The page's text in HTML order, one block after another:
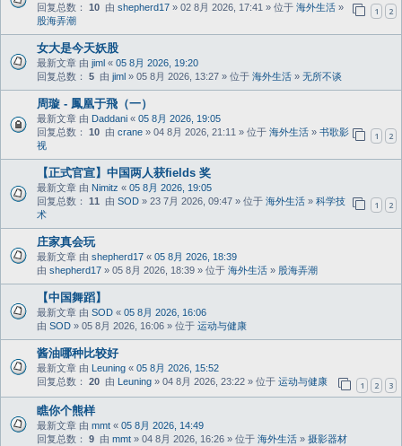
回复总数： 10 1 2
由 shepherd17 » 02 8月 2026, 17:41 » 位于 海外生活 »
股海弄潮
女大是今天妖股
最新文章 由 jiml « 05 8月 2026, 19:20
回复总数： 5 由 jiml » 05 8月 2026, 13:27 » 位于 海外生活 » 无所不谈
周璇 - 鳳凰于飛（一）
最新文章 由 Daddani « 05 8月 2026, 19:05
回复总数： 10 1 2
由 crane » 04 8月 2026, 21:11 » 位于 海外生活 » 书歌影
视
【正式官宣】中国两人获fields 奖
最新文章 由 Nimitz « 05 8月 2026, 19:05
回复总数： 11 1 2
由 SOD » 23 7月 2026, 09:47 » 位于 海外生活 » 科学技
术
庄家真会玩
最新文章 由 shepherd17 « 05 8月 2026, 18:39
由 shepherd17 » 05 8月 2026, 18:39 » 位于 海外生活 » 股海弄潮
【中国舞蹈】
最新文章 由 SOD « 05 8月 2026, 16:06
由 SOD » 05 8月 2026, 16:06 » 位于 运动与健康
酱油哪种比较好
最新文章 由 Leuning « 05 8月 2026, 15:52
回复总数： 20 1 2 3
由 Leuning » 04 8月 2026, 23:22 » 位于 运动与健康
瞧你个熊样
最新文章 由 mmt « 05 8月 2026, 14:49
回复总数： 9 由 mmt » 04 8月 2026, 16:26 » 位于 海外生活 » 摄影器材